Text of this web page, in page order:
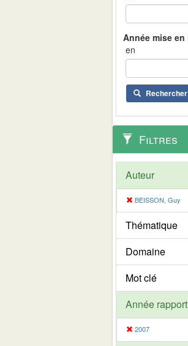
en
Rechercher
Filtres
Auteur
BEISSON, Guy
Thématique
Domaine
Mot clé
Année rapport
2007